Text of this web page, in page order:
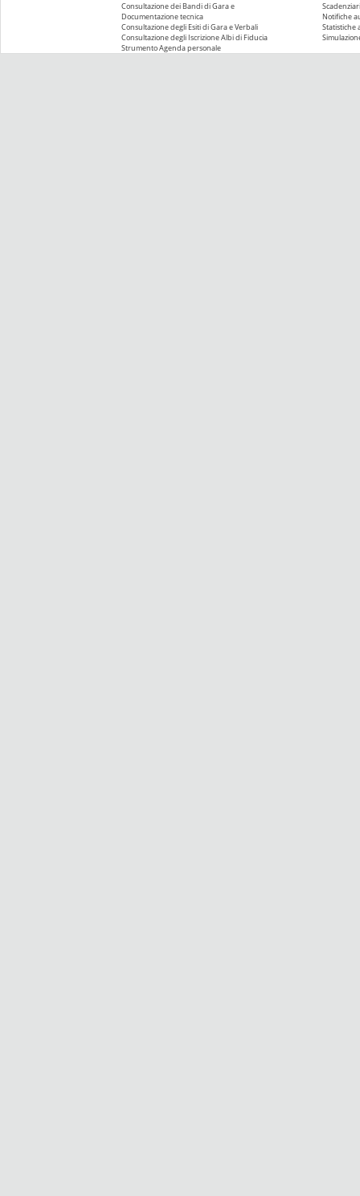
Consultazione dei Bandi di Gara e
Documentazione tecnica
Consultazione degli Esiti di Gara e Verbali
Consultazione degli Iscrizione Albi di Fiducia
Strumento Agenda personale
Notifiche
Statistiche